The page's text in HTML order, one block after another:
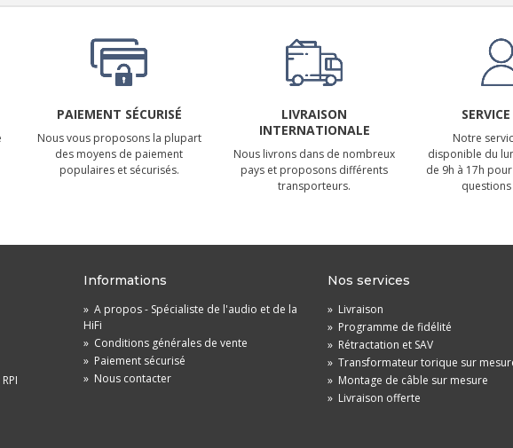
PAIEMENT SÉCURISÉ
Nous vous proposons la plupart
des moyens de paiement
populaires et sécurisés.
LIVRAISON
INTERNATIONALE
Nous livrons dans de nombreux
pays et proposons différents
transporteurs.
Notre
disponible du
de 9h à 17h
Informations
» A propos - Spécialiste de l'audio et de la
HiFi
» Conditions générales de vente
» Paiement sécurisé
» Nous contacter
Nos services
» Livraison
» Programme de fidélité
» Rétractation et SAV
» Transformateur torique sur
» Montage de câble sur mesure
» Livraison offerte